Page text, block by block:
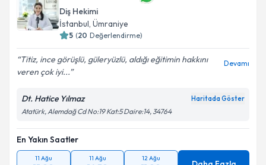
Diş Hekimi
İstanbul, Ümraniye
5 (20 Değerlendirme)
Titiz, ince görüşlü, güleryüzlü, aldığı eğitimin hakkını
veren çok iyi...
Devamı
Dt. Hatice Yılmaz Haritada Göster
Atatürk, Alemdağ Cd No:19 Kat:5 Daire:14, 34764
En Yakın Saatler
11 Ağu 11 Ağu 12 Ağu